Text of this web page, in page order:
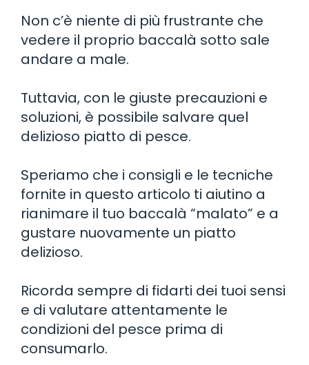
Non c’è niente di più frustrante che
vedere il proprio baccalà sotto sale
andare a male.
Tuttavia, con le giuste precauzioni e
soluzioni, è possibile salvare quel
delizioso piatto di pesce.
Speriamo che i consigli e le tecniche
fornite in questo articolo ti aiutino a
rianimare il tuo baccalà “malato” e a
gustare nuovamente un piatto
delizioso.
Ricorda sempre di fidarti dei tuoi sensi
e di valutare attentamente le
condizioni del pesce prima di
consumarlo.